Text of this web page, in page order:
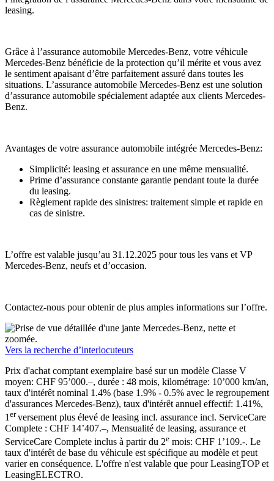
leasing.
Grâce à l’assurance automobile Mercedes-Benz, votre véhicule
Mercedes-Benz bénéficie de la protection qu’il mérite et vous avez
le sentiment apaisant d’être parfaitement assuré dans toutes les
situations. L’assurance automobile Mercedes-Benz est une solution
d’assurance automobile spécialement adaptée aux clients Mercedes-
Benz.
Avantages de votre assurance automobile intégrée Mercedes-Benz:
Simplicité: leasing et assurance en une même mensualité.
Prime d’assurance constante garantie pendant toute la durée
du leasing.
Règlement rapide des sinistres: traitement simple et rapide en
cas de sinistre.
L’offre est valable jusqu’au 31.12.2025 pour tous les vans et VP
Mercedes-Benz, neufs et d’occasion.
Contactez-nous pour obtenir de plus amples informations sur l’offre.
Vers la recherche d’interlocuteurs
Prix d'achat comptant exemplaire basé sur un modèle Classe V
moyen: CHF 95’000.–, durée : 48 mois, kilométrage: 10’000 km/an,
taux d'intérêt nominal 1.4% (base 1.9% - 0.5% avec le regroupement
d'assurances Mercedes-Benz), taux d'intérêt annuel effectif: 1.41%,
1 erversement plus élevé de leasing incl. assurance incl. ServiceCare
Complete : CHF 14’407.–, Mensualité de leasing, assurance et
ServiceCare Complete inclus à partir du 2e mois: CHF 1’109.-. Le
taux d'intérêt de base du véhicule est spécifique au modèle et peut
varier en conséquence. L'offre n'est valable que pour LeasingTOP et
LeasingELECTRO.